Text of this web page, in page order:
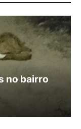
no bairro